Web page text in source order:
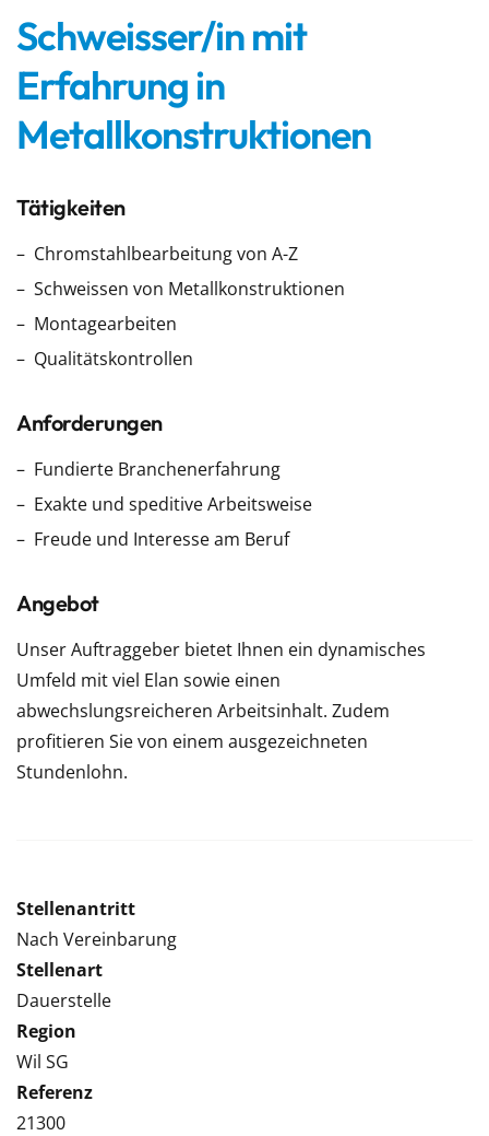
Schweisser/in mit
Erfahrung in
Metallkonstruktionen
Tätigkeiten
Chromstahlbearbeitung von A-Z
Schweissen von Metallkonstruktionen
Montagearbeiten
Qualitätskontrollen
Anforderungen
Fundierte Branchenerfahrung
Exakte und speditive Arbeitsweise
Freude und Interesse am Beruf
Angebot
Unser Auftraggeber bietet Ihnen ein dynamisches
Umfeld mit viel Elan sowie einen
abwechslungsreicheren Arbeitsinhalt. Zudem
profitieren Sie von einem ausgezeichneten
Stundenlohn.
Stellenantritt
Nach Vereinbarung
Stellenart
Dauerstelle
Region
Wil SG
Referenz
21300